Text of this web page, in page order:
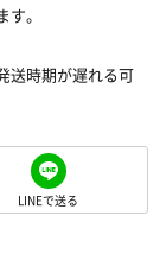
。
送時期が遅れる可
LINEで送る